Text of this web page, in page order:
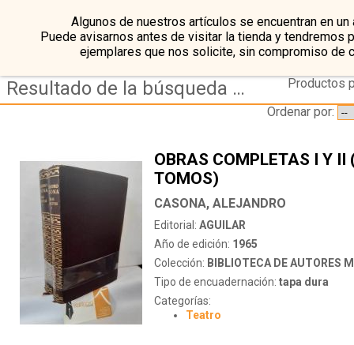
Algunos de nuestros artículos se encuentran en un
Puede avisarnos antes de visitar la tienda y tendremos
ejemplares que nos solicite, sin compromiso de
Resultado de la búsqueda de coleccion biblioteca de autores modernos
Productos
Ordenar por:
OBRAS COMPLETAS I Y II
TOMOS)
CASONA, ALEJANDRO
Editorial: AGUILAR
Año de edición: 1965
Colección: BIBLIOTECA DE AUTORES
Tipo de encuadernación: tapa dura
Categorías:
Teatro